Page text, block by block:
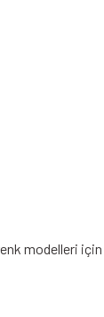
modelleri için